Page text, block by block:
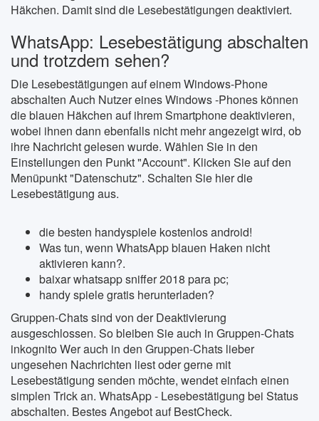
Häkchen. Damit sind die Lesebestätigungen deaktiviert.
WhatsApp: Lesebestätigung abschalten
und trotzdem sehen?
Die Lesebestätigungen auf einem Windows-Phone
abschalten Auch Nutzer eines Windows -Phones können
die blauen Häkchen auf ihrem Smartphone deaktivieren,
wobei ihnen dann ebenfalls nicht mehr angezeigt wird, ob
ihre Nachricht gelesen wurde. Wählen Sie in den
Einstellungen den Punkt "Account". Klicken Sie auf den
Menüpunkt "Datenschutz". Schalten Sie hier die
Lesebestätigung aus.
die besten handyspiele kostenlos android!
Was tun, wenn WhatsApp blauen Haken nicht
aktivieren kann?.
baixar whatsapp sniffer 2018 para pc;
handy spiele gratis herunterladen?
Gruppen-Chats sind von der Deaktivierung
ausgeschlossen. So bleiben Sie auch in Gruppen-Chats
inkognito Wer auch in den Gruppen-Chats lieber
ungesehen Nachrichten liest oder gerne mit
Lesebestätigung senden möchte, wendet einfach einen
simplen Trick an. WhatsApp - Lesebestätigung bei Status
abschalten. Bestes Angebot auf BestCheck.